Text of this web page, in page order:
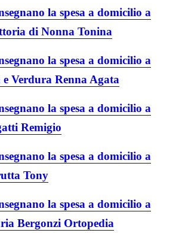
la spesa a domicilio a
di Nonna Tonina
la spesa a domicilio a
Verdura Renna Agata
la spesa a domicilio a
Remigio
la spesa a domicilio a
Tony
la spesa a domicilio a
Bergonzi Ortopedia